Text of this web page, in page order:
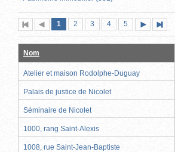
Première
page
Page
précédente
Page
1 (page
actuelle)
Page
2 Page
3 Page
4 Page
5
suivante
page
Nom
Atelier et maison Rodolphe-Duguay
Palais de justice de Nicolet
Séminaire de Nicolet
1000, rang Saint-Alexis
1008, rue Saint-Jean-Baptiste